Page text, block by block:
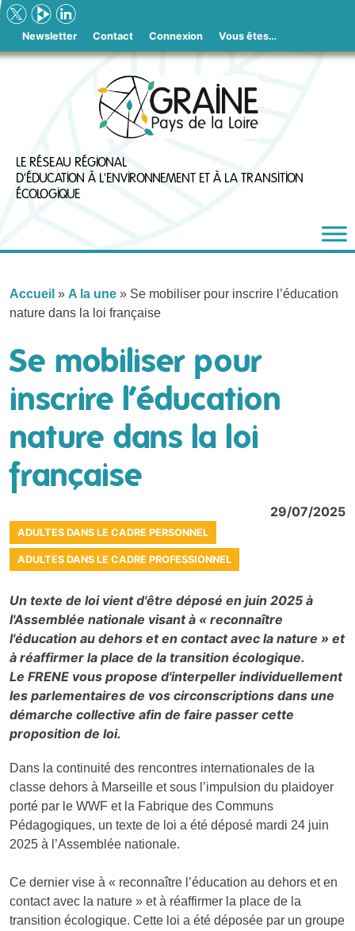
Skip
to
Newsletter Contact Connexion Vous êtes…
LE RÉSEAU RÉGIONAL
D'ÉDUCATION À L'ENVIRONNEMENT ET À LA TRANSITION
ÉCOLOGIQUE
Accueil » A la une » Se mobiliser pour inscrire l’éducation
nature dans la loi française
Se mobiliser pour
inscrire l’éducation
nature dans la loi
française
29/07/2025
ADULTES DANS LE CADRE PERSONNEL
ADULTES DANS LE CADRE PROFESSIONNEL
Un texte de loi vient d'être déposé en juin 2025 à
l'Assemblée nationale visant à « reconnaître
l'éducation au dehors et en contact avec la nature » et
à réaffirmer la place de la transition écologique.
Le FRENE vous propose d'interpeller individuellement
les parlementaires de vos circonscriptions dans une
démarche collective afin de faire passer cette
proposition de loi.
Dans la continuité des rencontres internationales de la
classe dehors à Marseille et sous l’impulsion du plaidoyer
porté par le WWF et la Fabrique des Communs
Pédagogiques, un texte de loi a été déposé mardi 24 juin
2025 à l’Assemblée nationale.
Ce dernier vise à « reconnaître l’éducation au dehors et en
contact avec la nature » et à réaffirmer la place de la
transition écologique. Cette loi a été déposée par un groupe